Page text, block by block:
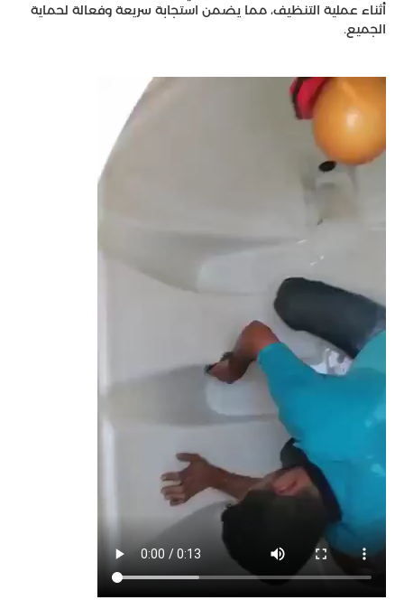
أثناء عملية التنظيف، مما يضمن استجابة سريعة وفعالة لحماية
الجميع.